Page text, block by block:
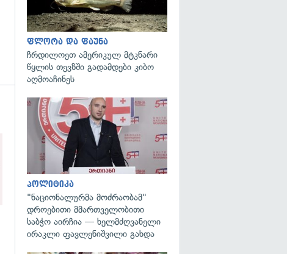
გადახედვა
ფლორა და ფაუნა
ჩრდილოეთ ამერიკულ მტკნარი
წყლის თევზში გადამდები კიბო
აღმოაჩინეს
პოლიტიკა
"ნაციონალურმა მოძრაობამ"
დროებითი მმართველობითი
საბჭო აირჩია — ხელმძღვანელი
ირაკლი ფავლენიშვილი გახდა